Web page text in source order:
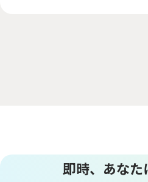
即時、あなた